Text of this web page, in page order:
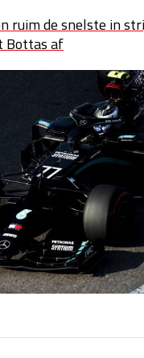
ruim de snelste in
Bottas af